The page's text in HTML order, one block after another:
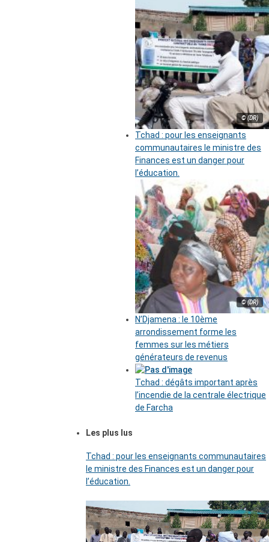
© (DR)
Tchad : pour les enseignants
communautaires le ministre des
Finances est un danger pour
l’éducation.
© (DR)
N’Djamena : le 10ème
arrondissement forme les
femmes sur les métiers
générateurs de revenus
Tchad : dégâts important après
l’incendie de la centrale électrique
de Farcha
Les plus lus
Tchad : pour les enseignants communautaires
le ministre des Finances est un danger pour
l’éducation.